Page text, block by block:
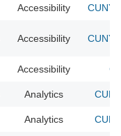
Accessibility CUNY
Accessibility CUNY
Accessibility
Analytics
Analytics